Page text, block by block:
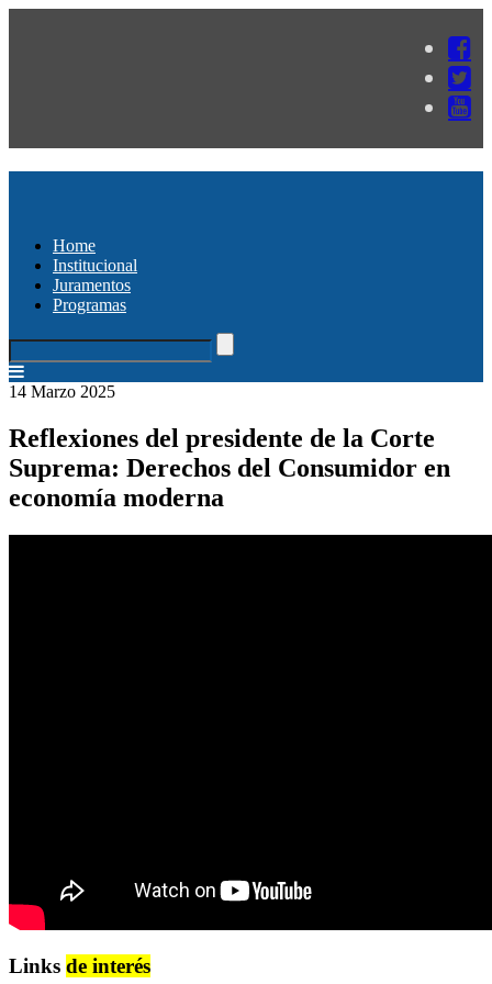
Home
Institucional
Juramentos
Programas
14 Marzo 2025
Reflexiones del presidente de la Corte
Suprema: Derechos del Consumidor en
economía moderna
Links de interés